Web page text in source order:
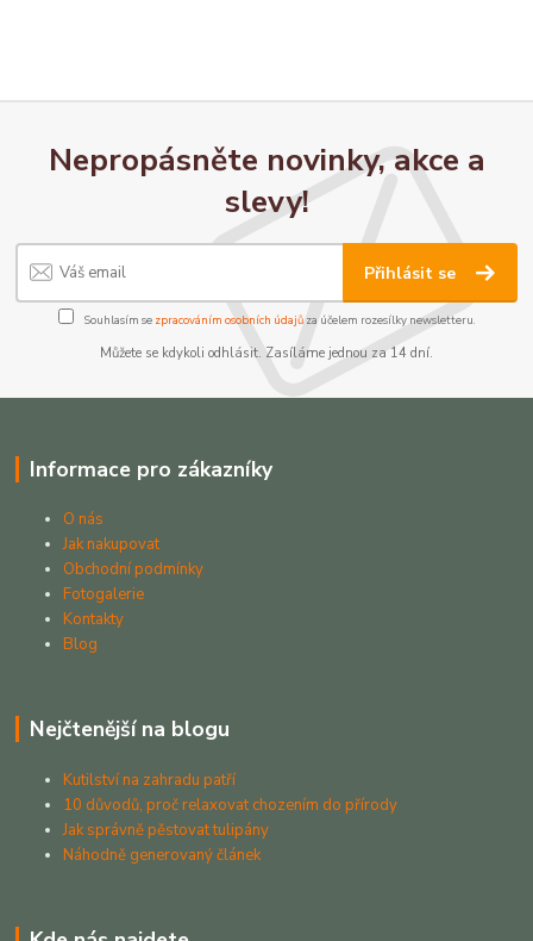
Nepropásněte novinky, akce a
slevy!
Přihlásit se
Souhlasím se zpracováním osobních údajůza účelem rozesílky newsletteru.
Můžete se kdykoli odhlásit. Zasíláme jednou za 14 dní.
Informace pro zákazníky
O nás
Jak nakupovat
Obchodní podmínky
Fotogalerie
Kontakty
Blog
Nejčtenější na blogu
Kutilství na zahradu patří
10 důvodů, proč relaxovat chozením do přírody
Jak správně pěstovat tulipány
Náhodně generovaný článek